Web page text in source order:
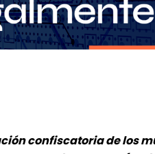
confiscatoria de los